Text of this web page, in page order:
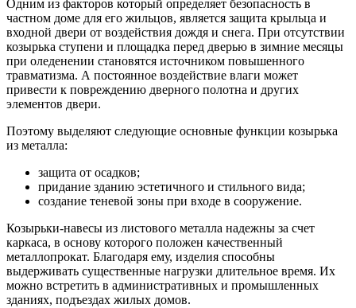
Одним из факторов который определяет безопасность в
частном доме для его жильцов, является защита крыльца и
входной двери от воздействия дождя и снега. При отсутствии
козырька ступени и площадка перед дверью в зимние месяцы
при оледенении становятся источником повышенного
травматизма. А постоянное воздействие влаги может
привести к повреждению дверного полотна и других
элементов двери.
Поэтому выделяют следующие основные функции козырька
из металла:
защита от осадков;
придание зданию эстетичного и стильного вида;
создание теневой зоны при входе в сооружение.
Козырьки-навесы из листового металла надежны за счет
каркаса, в основу которого положен качественный
металлопрокат. Благодаря ему, изделия способны
выдерживать существенные нагрузки длительное время. Их
можно встретить в административных и промышленных
зданиях, подъездах жилых домов.